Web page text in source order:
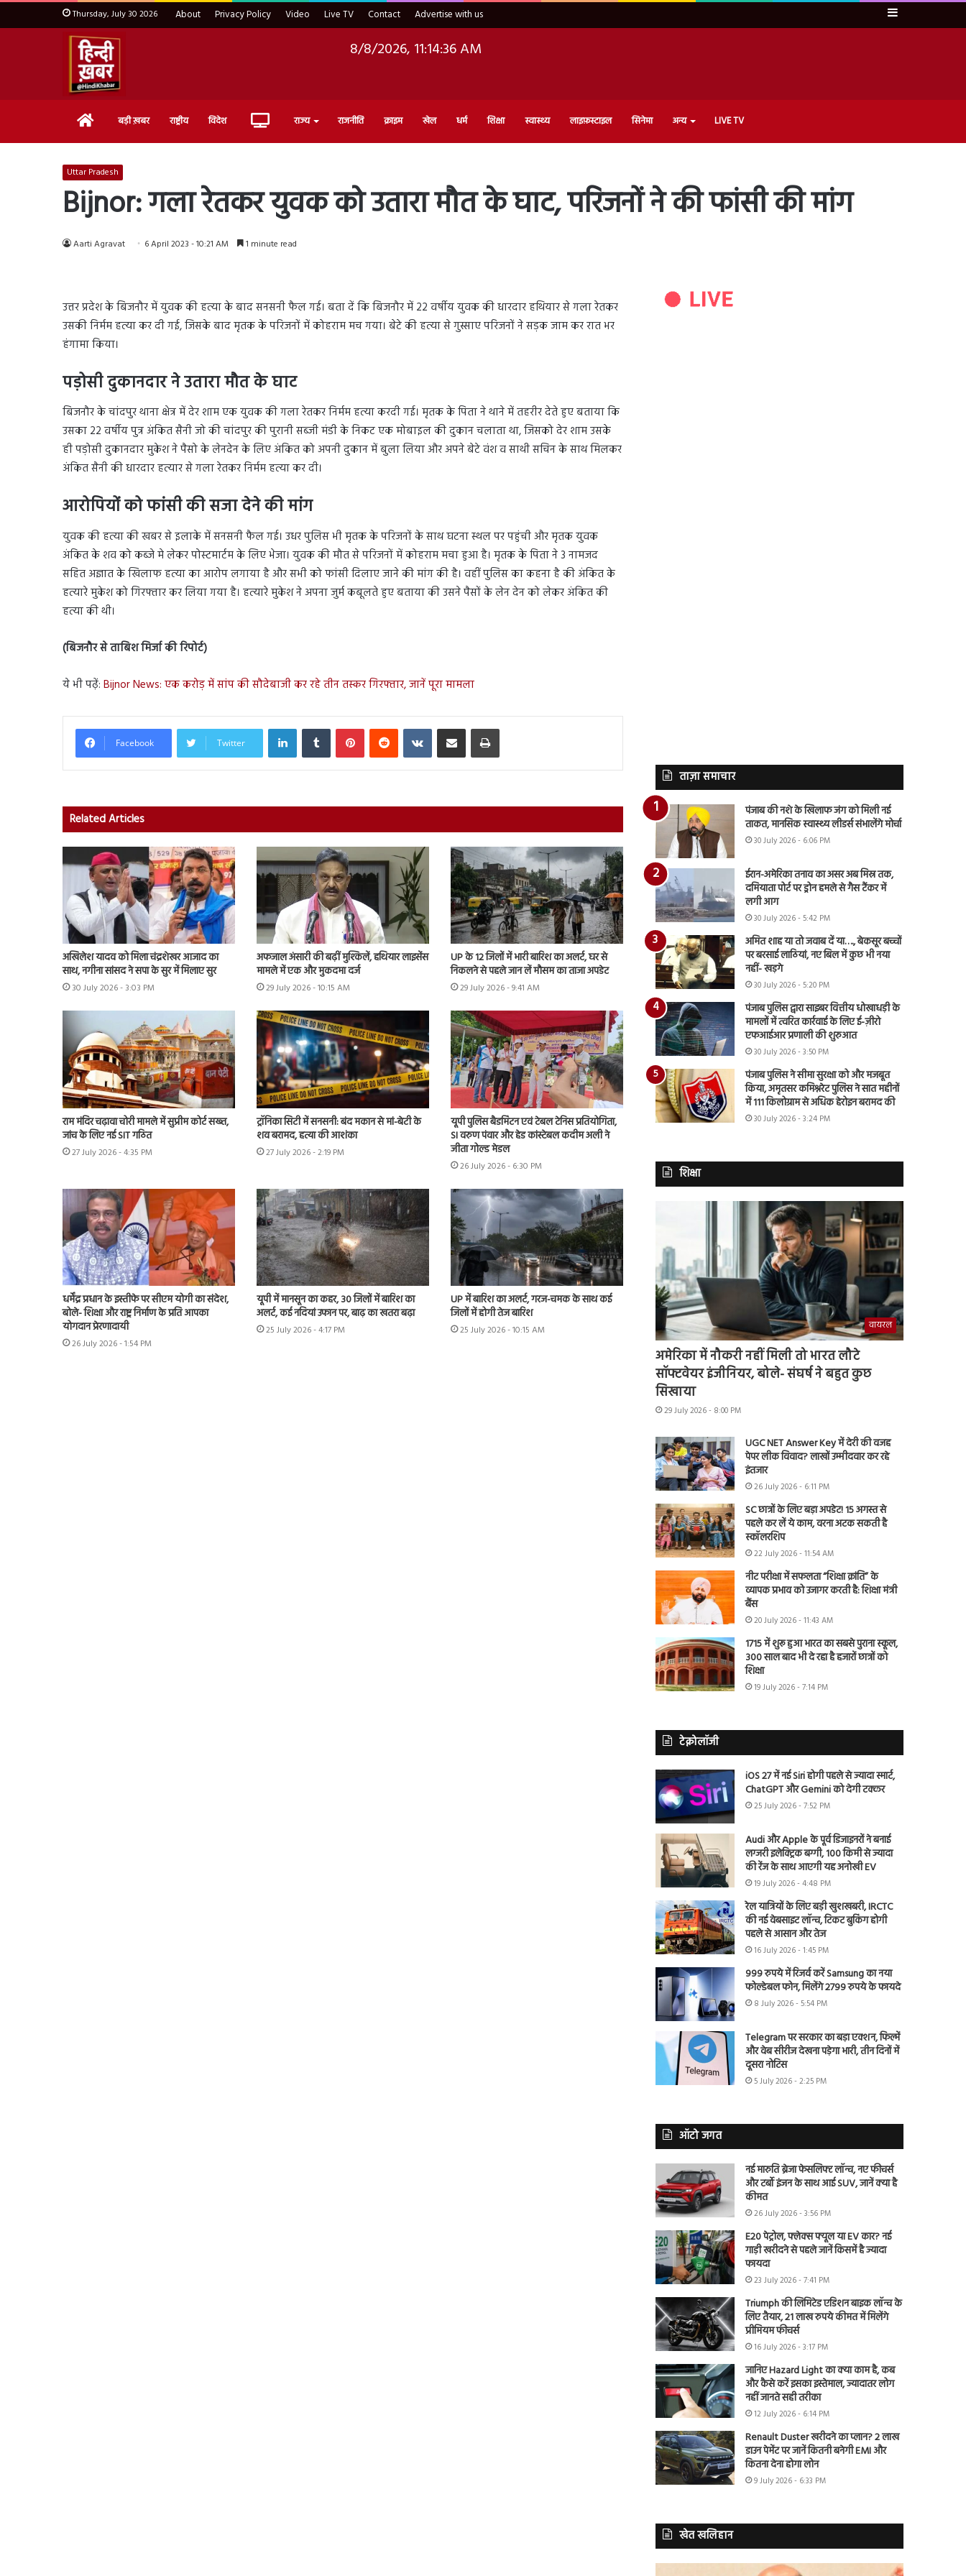
Thursday, July 30 2026 About Privacy Policy Video Live TV Contact Advertise with us Sidebar
8/8/2026, 11:14:37 AM
Home बड़ी ख़बर राष्ट्रीय विदेश Live राज्य राजनीति क्राइम खेल धर्म शिक्षा स्वास्थ्य लाइफ़स्टाइल सिनेमा अन्य LIVE TV
Uttar Pradesh
Bijnor: गला रेतकर युवक को उतारा मौत के घाट, परिजनों ने की फांसी की मांग
Aarti Agravat 6 April 2023 - 10:21 AM 1 minute read
उत्तर प्रदेश के बिजनौर में युवक की हत्या के बाद सनसनी फैल गई। बता दें कि बिजनौर में 22 वर्षीय युवक की धारदार हथियार से गला रेतकर
उसकी निर्मम हत्या कर दी गई, जिसके बाद मृतक के परिजनों में कोहराम मच गया। बेटे की हत्या से गुस्साए परिजनों ने सड़क जाम कर रात भर
हंगामा किया।
पड़ोसी दुकानदार ने उतारा मौत के घाट
बिजनौर के चांदपुर थाना क्षेत्र में देर शाम एक युवक की गला रेतकर निर्मम हत्या करदी गई। मृतक के पिता ने थाने में तहरीर देते हुए बताया कि
उसका 22 वर्षीय पुत्र अंकित सैनी जो की चांदपुर की पुरानी सब्जी मंडी के निकट एक मोबाइल की दुकान चलाता था, जिसको देर शाम उसके
ही पड़ोसी दुकानदार मुकेश ने पैसो के लेनदेन के लिए अंकित को अपनी दुकान में बुला लिया और अपने बेटे वंश व साथी सचिन के साथ मिलकर
अंकित सैनी की धारदार हत्यार से गला रेतकर निर्मम हत्या कर दी।
आरोपियों को फांसी की सजा देने की मांग
युवक की हत्या की खबर से इलाके में सनसनी फैल गई। उधर पुलिस भी मृतक के परिजनों के साथ घटना स्थल पर पहुंची और मृतक युवक
अंकित के शव को कब्जे मे लेकर पोस्टमार्टम के लिए भेजा। युवक की मौत से परिजनों में कोहराम मचा हुआ है। मृतक के पिता ने 3 नामजद
सहित अज्ञात के खिलाफ हत्या का आरोप लगाया है और सभी को फांसी दिलाए जाने की मांग की है। वहीं पुलिस का कहना है की अंकित के
हत्यारे मुकेश को गिरफ्तार कर लिया गया है। हत्यारे मुकेश ने अपना जुर्म कबूलते हुए बताया की उसने पैसों के लेन देन को लेकर अंकित की
हत्या की थी।
(बिजनौर से ताबिश मिर्जा की रिपोर्ट)
ये भी पढ़ें: Bijnor News: एक करोड़ में सांप की सौदेबाजी कर रहे तीन तस्कर गिरफ्तार, जानें पूरा मामला
Facebook Twitter
LinkedInTumblr PinterestReddit VKontakteShare via Email Print
Related Articles
अखिलेश यादव को मिला चंद्रशेखर आजाद का
साथ, नगीना सांसद ने सपा के सुर में मिलाए सुर
30 July 2026 - 3:03 PM
अफजाल अंसारी की बढ़ीं मुश्किलें, हथियार लाइसेंस
मामले में एक और मुकदमा दर्ज
29 July 2026 - 10:15 AM
UP के 12 जिलों में भारी बारिश का अलर्ट, घर से
निकलने से पहले जान लें मौसम का ताजा अपडेट
29 July 2026 - 9:41 AM
राम मंदिर चढ़ावा चोरी मामले में सुप्रीम कोर्ट सख्त,
जांच के लिए नई SIT गठित
27 July 2026 - 4:35 PM
ट्रॉनिका सिटी में सनसनी: बंद मकान से मां-बेटी के
शव बरामद, हत्या की आशंका
27 July 2026 - 2:19 PM
यूपी पुलिस बैडमिंटन एवं टेबल टेनिस प्रतियोगिता,
SI वरुण पंवार और हेड कांस्टेबल कदीम अली ने
जीता गोल्ड मेडल
26 July 2026 - 6:30 PM
धर्मेंद्र प्रधान के इस्तीफे पर सीएम योगी का संदेश,
बोले- शिक्षा और राष्ट्र निर्माण के प्रति आपका
योगदान प्रेरणादायी
26 July 2026 - 1:54 PM
यूपी में मानसून का कहर, 30 जिलों में बारिश का
अलर्ट, कई नदियां उफान पर, बाढ़ का खतरा बढ़ा
25 July 2026 - 4:17 PM
UP में बारिश का अलर्ट, गरज-चमक के साथ कई
जिलों में होगी तेज बारिश
25 July 2026 - 10:15 AM
ताज़ा समाचार
पंजाब की नशे के खिलाफ जंग को मिली नई
ताकत, मानसिक स्वास्थ्य लीडर्स संभालेंगे मोर्चा
30 July 2026 - 6:06 PM
ईरान-अमेरिका तनाव का असर अब मिस्र तक,
दमियाता पोर्ट पर ड्रोन हमले से गैस टैंकर में
लगी आग
30 July 2026 - 5:42 PM
अमित शाह या तो जवाब दें या…., बेकसूर बच्चों
पर बरसाई लाठियां, नए बिल में कुछ भी नया
नहीं- खड़गे
30 July 2026 - 5:20 PM
पंजाब पुलिस द्वारा साइबर वित्तीय धोखाधड़ी के
मामलों में त्वरित कार्रवाई के लिए ई-ज़ीरो
एफआईआर प्रणाली की शुरुआत
30 July 2026 - 3:50 PM
पंजाब पुलिस ने सीमा सुरक्षा को और मजबूत
किया, अमृतसर कमिश्नरेट पुलिस ने सात महीनों
में 111 किलोग्राम से अधिक हेरोइन बरामद की
30 July 2026 - 3:24 PM
शिक्षा
वायरल
अमेरिका में नौकरी नहीं मिली तो भारत लौटे
सॉफ्टवेयर इंजीनियर, बोले- संघर्ष ने बहुत कुछ
सिखाया
29 July 2026 - 8:00 PM
UGC NET Answer Key में देरी की वजह
पेपर लीक विवाद? लाखों उम्मीदवार कर रहे
इंतजार
26 July 2026 - 6:11 PM
SC छात्रों के लिए बड़ा अपडेट! 15 अगस्त से
पहले कर लें ये काम, वरना अटक सकती है
स्कॉलरशिप
22 July 2026 - 11:54 AM
नीट परीक्षा में सफलता “शिक्षा क्रांति” के
व्यापक प्रभाव को उजागर करती है: शिक्षा मंत्री
बैंस
20 July 2026 - 11:43 AM
1715 में शुरू हुआ भारत का सबसे पुराना स्कूल,
300 साल बाद भी दे रहा है हजारों छात्रों को
शिक्षा
19 July 2026 - 7:14 PM
टेक्नोलॉजी
iOS 27 में नई Siri होगी पहले से ज्यादा स्मार्ट,
ChatGPT और Gemini को देगी टक्कर
25 July 2026 - 7:52 PM
Audi और Apple के पूर्व डिजाइनरों ने बनाई
लग्जरी इलेक्ट्रिक बग्गी, 100 किमी से ज्यादा
की रेंज के साथ आएगी यह अनोखी EV
19 July 2026 - 4:48 PM
रेल यात्रियों के लिए बड़ी खुशखबरी, IRCTC
की नई वेबसाइट लॉन्च, टिकट बुकिंग होगी
पहले से आसान और तेज
16 July 2026 - 1:45 PM
999 रुपये में रिजर्व करें Samsung का नया
फोल्डेबल फोन, मिलेंगे 2799 रुपये के फायदे
8 July 2026 - 5:54 PM
Telegram पर सरकार का बड़ा एक्शन, फिल्में
और वेब सीरीज देखना पड़ेगा भारी, तीन दिनों में
दूसरा नोटिस
5 July 2026 - 2:25 PM
ऑटो जगत
नई मारुति ब्रेजा फेसलिफ्ट लॉन्च, नए फीचर्स
और टर्बो इंजन के साथ आई SUV, जानें क्या है
कीमत
26 July 2026 - 3:56 PM
E20 पेट्रोल, फ्लेक्स फ्यूल या EV कार? नई
गाड़ी खरीदने से पहले जानें किसमें है ज्यादा
फायदा
23 July 2026 - 7:41 PM
Triumph की लिमिटेड एडिशन बाइक लॉन्च के
लिए तैयार, 21 लाख रुपये कीमत में मिलेंगे
प्रीमियम फीचर्स
16 July 2026 - 3:17 PM
जानिए Hazard Light का क्या काम है, कब
और कैसे करें इसका इस्तेमाल, ज्यादातर लोग
नहीं जानते सही तरीका
12 July 2026 - 6:14 PM
Renault Duster खरीदने का प्लान? 2 लाख
डाउन पेमेंट पर जानें कितनी बनेगी EMI और
कितना देना होगा लोन
9 July 2026 - 6:33 PM
खेत खलिहान